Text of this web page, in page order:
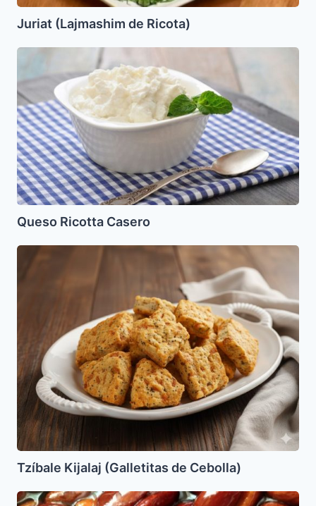
Juriat (Lajmashim de Ricota)
Ricotta
Casero
Queso Ricotta Casero
Tzíbale
Kijalaj
(Galletitas
Cebolla)
Tzíbale Kijalaj (Galletitas de Cebolla)
Piñonatis